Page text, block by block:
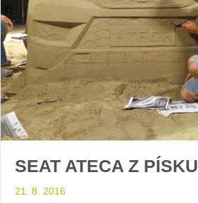
SEAT ATECA Z PÍSKU
21. 8. 2016